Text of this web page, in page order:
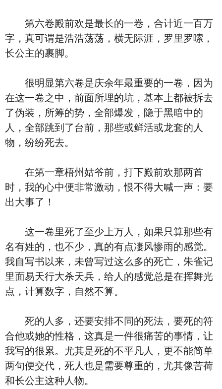
第六卷殿前欢是最长的一卷，合计近一百万
字，真可谓是浩浩荡荡，横无际涯，罗里罗嗦，
长公主的裹脚。
很明显第六卷是庆余年最重要的一卷，因为
在这一卷之中，前面所埋的坑，基本上都被拆去
了伪装，所筹的势，全部爆发，隐于黑暗中的
人，全部跳到了台前，那些或鲜活或龙套的人
物，纷纷死去。
在第一章梧州姑爷前，打下殿前欢那两首
时，我的心中便非常激动，恨不得大喊一声：要
出大事了！
这一卷里死了至少上万人，如果只算那些有
名有姓的，也不少，真的有点凄风惨雨的感觉。
我自写书以来，未曾写过这么多的死亡，朱雀记
里面易天行大杀天兵，给人的感觉总是在挥舞光
点，计算数字，自然不算。
死的人多，还要安排不同的死法，要死的符
合他或她的性格，这真是一件很痛苦的事情，让
我写的很累。尤其是死的不平凡人，更不能简单
两句便交代，死人也是需要尊重的，尤其像苦荷
和长公主这种人物。